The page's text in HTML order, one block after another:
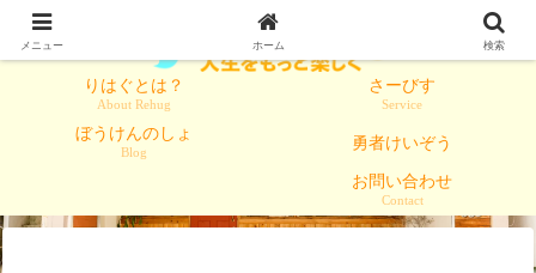
りはぐとは？
About Rehug
さーびす
Service
ぼうけんのしょ
Blog
勇者けいぞう
お問い合わせ
Contact
メニュー ホーム 検索